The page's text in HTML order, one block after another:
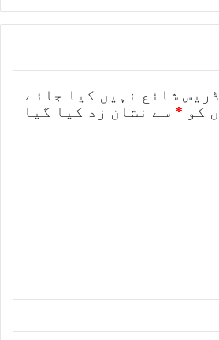
شائع نہیں کیا جائے
کو * سے نشان زد کیا گیا